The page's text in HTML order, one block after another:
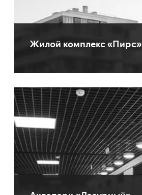
Жилой комплекс «Пирс»